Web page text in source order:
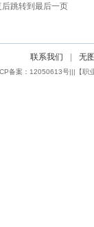
后跳转到最后一页
联系我们 无
备案：12050613号|||【